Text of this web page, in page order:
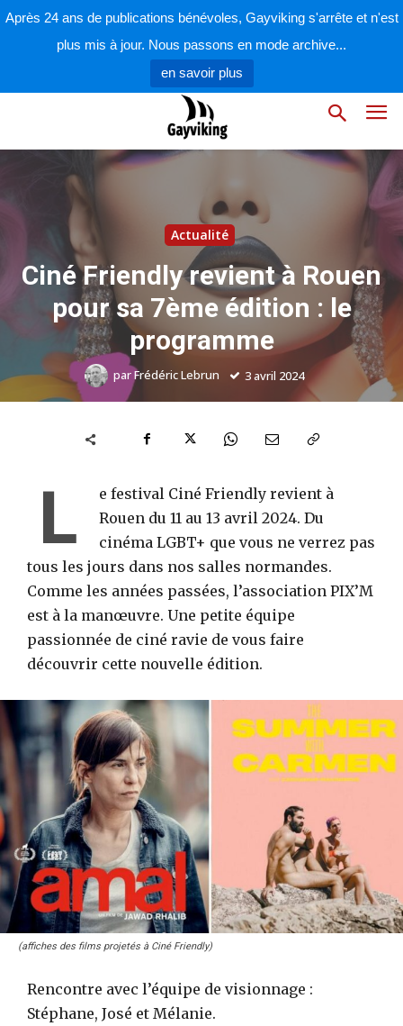
Après 24 ans de publications bénévoles, Gayviking s'arrête et n'est
plus mis à jour. Nous passons en mode archive...
en savoir plus
Actualité
Ciné Friendly revient à Rouen
pour sa 7ème édition : le
programme
parFrédéric Lebrun 3 avril 2024
L
e festival Ciné Friendly revient à
Rouen du 11 au 13 avril 2024. Du
cinéma LGBT+ que vous ne verrez pas
tous les jours dans nos salles normandes.
Comme les années passées, l’association PIX’M
est à la manœuvre. Une petite équipe
passionnée de ciné ravie de vous faire
découvrir cette nouvelle édition.
(affiches des films projetés à Ciné Friendly)
Rencontre avec l’équipe de visionnage :
Stéphane, José et Mélanie.